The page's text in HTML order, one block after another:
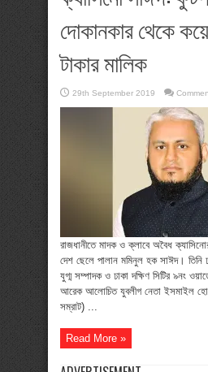
দোকানকার থেকে
টাকার মালিক
29th September 2019
রাজধানীতে মাদক ও ক্লাবে অবৈধ
দেশ ছেলে পালান মমিনুল হক সাঈদ। তিনি
যুগ্ম সম্পাদক ও ঢাকা দক্ষিণ সিটির ৯নং
আরেক আলোচিত যুবলীগ নেতা ইসমাইল
সম্রাট) ...
Read More »